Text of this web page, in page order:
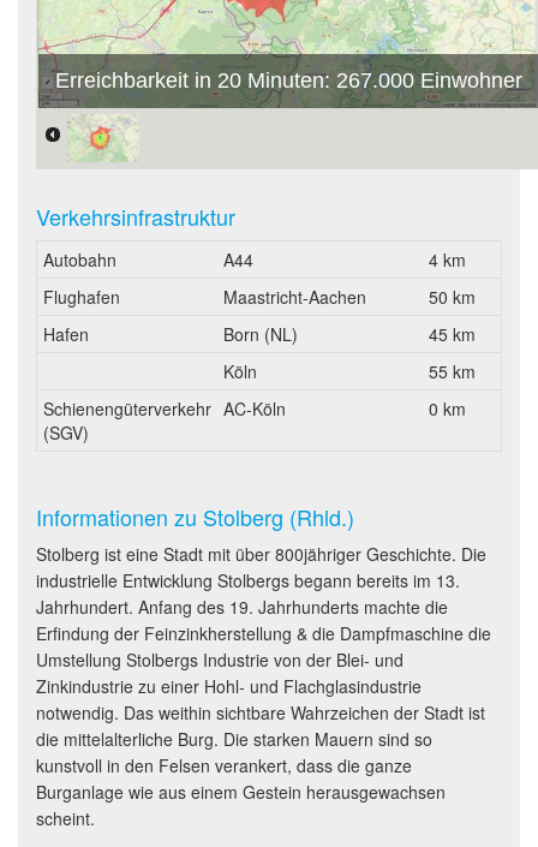
Erreichbarkeit in 20 Minuten: 267.000 Einwohner
Verkehrsinfrastruktur
Autobahn A44
4 km
Flughafen
Maastricht-Aachen
50 km
Hafen
Born (NL)
45 km
Köln
55 km
Schienengüterverkehr
(SGV)
AC-Köln 0 km
Informationen zu Stolberg (Rhld.)
Stolberg ist eine Stadt mit über 800jähriger Geschichte. Die
industrielle Entwicklung Stolbergs begann bereits im 13.
Jahrhundert. Anfang des 19. Jahrhunderts machte die
Erfindung der Feinzinkherstellung & die Dampfmaschine die
Umstellung Stolbergs Industrie von der Blei- und
Zinkindustrie zu einer Hohl- und Flachglasindustrie
notwendig. Das weithin sichtbare Wahrzeichen der Stadt ist
die mittelalterliche Burg. Die starken Mauern sind so
kunstvoll in den Felsen verankert, dass die ganze
Burganlage wie aus einem Gestein herausgewachsen
scheint.